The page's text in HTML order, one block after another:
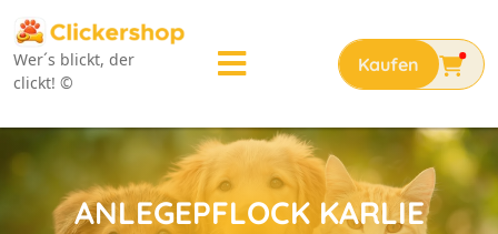
Wer´s blickt, der
clickt! ©
ANLEGEPFLOCK KARLIE